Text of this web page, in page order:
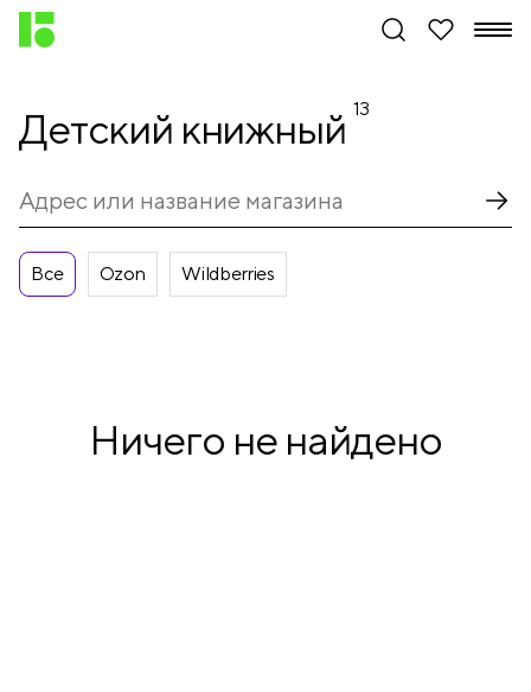
Детский книжный 13
Все Ozon Wildberries
Ничего не найдено